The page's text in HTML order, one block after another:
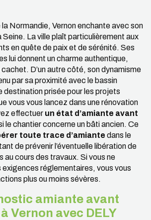
Normandie, Vernon enchante avec son
Seine. La ville plaît particulièrement aux
en quête de paix et de sérénité. Ses
lui donnent un charme authentique,
D’un autre côté, son dynamisme
par sa proximité avec le bassin
destination prisée pour les projets
vous vous lancez dans une rénovation
effectuer un état d’amiante avant
le chantier concerne un bâti ancien. Ce
toute trace d’amiante dans le
de prévenir l’éventuelle libération de
au cours des travaux. Si vous ne
réglementaires, vous vous
plus ou moins sévères.
amiante avant
Vernon avec DELY